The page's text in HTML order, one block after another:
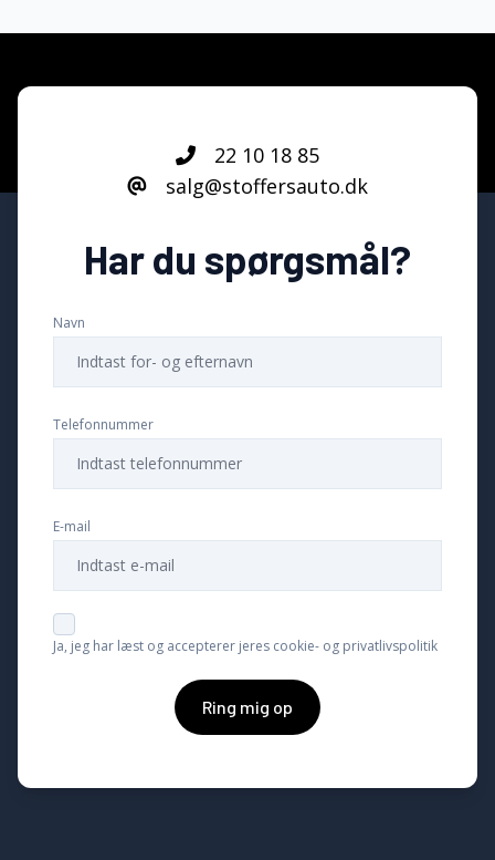
22 10 18 85
salg@stoffersauto.dk
Har du spørgsmål?
Navn
Telefonnummer
E-mail
Ja, jeg har læst og accepterer jeres cookie- og privatlivspolitik
Ring mig op